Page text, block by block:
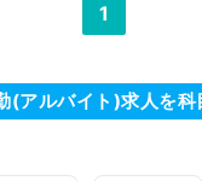
1
(アルバイト)求人を科